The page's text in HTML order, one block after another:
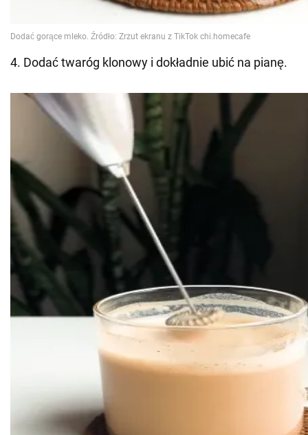
4. Dodać twaróg klonowy i dokładnie ubić na pianę.